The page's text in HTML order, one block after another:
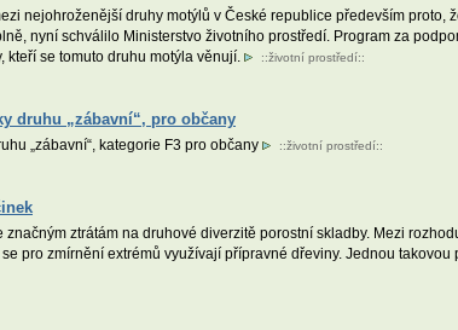
nejohroženější druhy motýlů v České republice především proto,
nyní schválilo Ministerstvo životního prostředí. Program za
se tomuto druhu motýla věnují.
::životní prostředí::
druhu „zábavní“, pro občany
„zábavní“, kategorie F3 pro občany ::životní prostředí::
ztrátám na druhové diverzitě porostní skladby. Mezi
pro zmírnění extrémů využívají přípravné dřeviny. Jednou